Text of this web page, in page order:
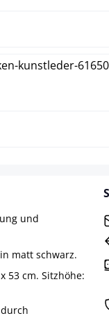
und
matt schwarz.
53 cm. Sitzhöhe: